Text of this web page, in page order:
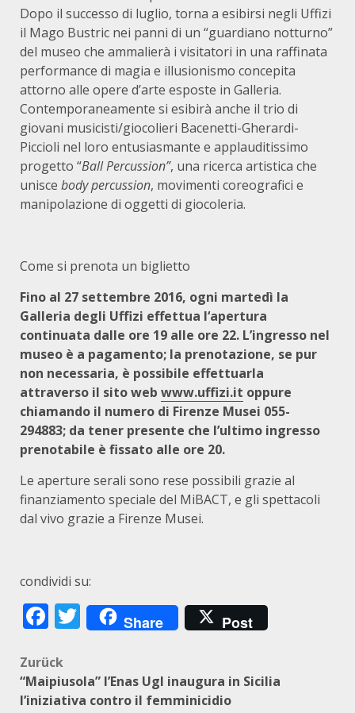
Dopo il successo di luglio, torna a esibirsi negli Uffizi
il Mago Bustric nei panni di un “guardiano notturno”
del museo che ammalierà i visitatori in una raffinata
performance di magia e illusionismo concepita
attorno alle opere d’arte esposte in Galleria.
Contemporaneamente si esibirà anche il trio di
giovani musicisti/giocolieri Bacenetti-Gherardi-
Piccioli nel loro entusiasmante e applauditissimo
progetto “Ball Percussion”, una ricerca artistica che
unisce body percussion, movimenti coreografici e
manipolazione di oggetti di giocoleria.
Come si prenota un biglietto
Fino al 27 settembre 2016, ogni martedì la
Galleria degli Uffizi effettua l‘apertura
continuata dalle ore 19 alle ore 22. L’ingresso nel
museo è a pagamento; la prenotazione, se pur
non necessaria, è possibile effettuarla
attraverso il sito web www.uffizi.it oppure
chiamando il numero di Firenze Musei 055-
294883; da tener presente che l’ultimo ingresso
prenotabile è fissato alle ore 20.
Le aperture serali sono rese possibili grazie al
finanziamento speciale del MiBACT, e gli spettacoli
dal vivo grazie a Firenze Musei.
condividi su:
Facebook
Twitter
Share Post
Beitragsnavigation
Zurück
“Maipiusola” l’Enas Ugl inaugura in Sicilia
l’iniziativa contro il femminicidio